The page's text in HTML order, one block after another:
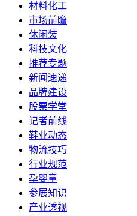
材料化工
市场前瞻
休闲装
科技文化
推荐专题
新闻速递
品牌建设
股票学堂
记者前线
鞋业动态
物流技巧
行业规范
孕婴童
参展知识
产业透视